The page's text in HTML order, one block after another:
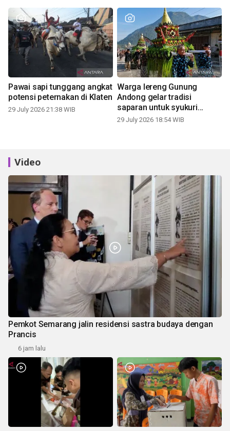
Pawai sapi tunggang angkat
potensi peternakan di Klaten
29 July 2026 21:38 WIB
Warga lereng Gunung
Andong gelar tradisi
saparan untuk syukuri
panen
29 July 2026 18:54 WIB
Video
Pemkot Semarang jalin residensi sastra budaya dengan
Prancis
6 jam lalu